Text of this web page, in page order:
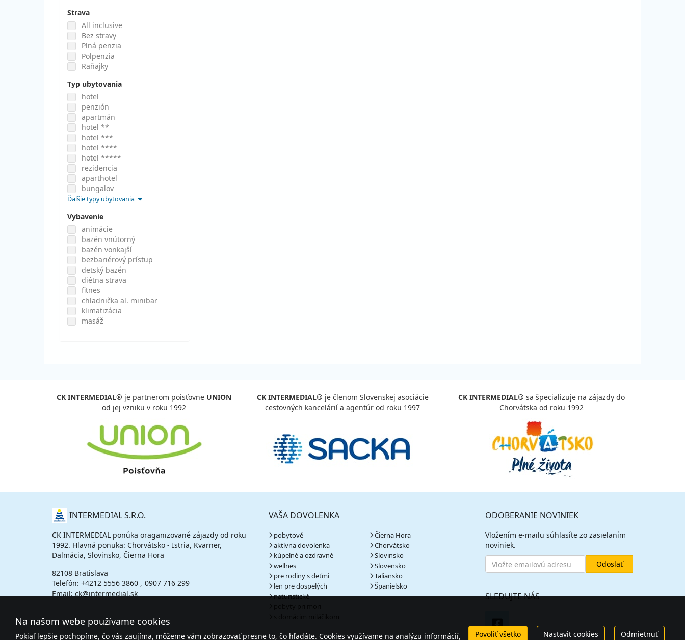
Strava
All inclusive
Bez stravy
Plná penzia
Polpenzia
Raňajky
Typ ubytovania
hotel
penzión
apartmán
hotel **
hotel ***
hotel ****
hotel *****
rezidencia
aparthotel
bungalov
Ďalšie typy ubytovania
Vybavenie
animácie
bazén vnútorný
bazén vonkajší
bezbariérový prístup
detský bazén
diétna strava
fitnes
chladnička al. minibar
klimatizácia
masáž
CK INTERMEDIAL® je partnerom poisťovne UNION
od jej vzniku v roku 1992
CK INTERMEDIAL® je členom Slovenskej asociácie
cestovných kancelárií a agentúr od roku 1997
CK INTERMEDIAL® sa špecializuje na zájazdy do
Chorvátska od roku 1992
O
NÁS INTERMEDIAL S.R.O.
CK INTERMEDIAL ponúka oraganizované zájazdy od roku
1992. Hlavná ponuka: Chorvátsko - Istria, Kvarner,
Dalmácia, Slovinsko, Čierna Hora
82108 Bratislava
Telefón: +4212 5556 3860
0907 716 299
Email: ck@intermedial.sk
VAŠA DOVOLENKA
pobytové
aktívna dovolenka
kúpeľné a ozdravné
wellnes
pre rodiny s deťmi
len pre dospelých
naturistické
Čierna Hora
Chorvátsko
Slovinsko
Slovensko
Taliansko
Španielsko
ODOBERANIE NOVINIEK
Vložením e-mailu súhlasíte zo zasielaním
noviniek.
SLEDUJTE NÁS
Na našom webe používame cookies
Pokiaľ lepšie pochopíme, čo vás zaujíma, môžeme vám zobrazovať presne to, čo hľadáte. Cookies využívame na analýzu informácií, Povoliť všetko Nastavit cookies Odmietnuť